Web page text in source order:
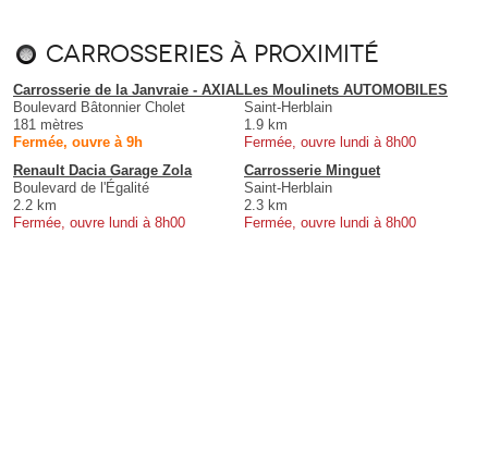
Carrosseries à proximité
Carrosserie de la Janvraie - AXIAL
Boulevard Bâtonnier Cholet
181 mètres
Fermée, ouvre à 9h
Les Moulinets AUTOMOBILES
Saint-Herblain
1.9 km
Fermée, ouvre lundi à 8h00
Renault Dacia Garage Zola
Boulevard de l'Égalité
2.2 km
Fermée, ouvre lundi à 8h00
Carrosserie Minguet
Saint-Herblain
2.3 km
Fermée, ouvre lundi à 8h00